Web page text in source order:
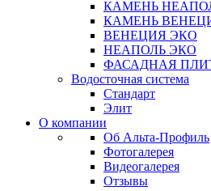
КАМЕНЬ
КАМЕНЬ
ВЕНЕЦИЯ ЭКО
НЕАПОЛЬ ЭКО
ФАСАДНАЯ
Водосточная система
Стандарт
Элит
О компании
Об Альта-Профиль
Фотогалерея
Видеогалерея
Отзывы